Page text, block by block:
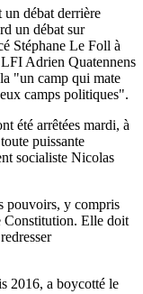
débat derrière
un débat sur
Stéphane Le Foll à
Adrien Quatennens
"un camp qui mate
camps politiques".
été arrêtées mardi, à
puissante
socialiste Nicolas
pouvoirs, y compris
Constitution. Elle doit
2016, a boycotté le